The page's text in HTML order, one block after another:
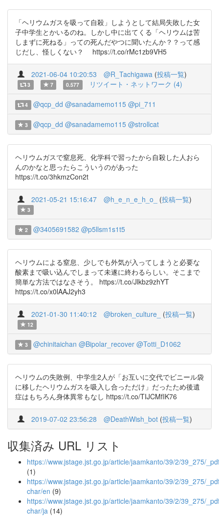
「ヘリウムガスを吸って自殺」しようとして結局失敗した女
子中学生とかいるのね。しかし中に出てくる「ヘリウムは苦
しまずに死ねる」っての死んだやつに聞いたんか？？って感
じだし、怪しくない？ https://t.co/rMc1zb9VH5
2021-06-04 10:20:53 @R_Tachigawa (投稿一覧)
3 7 0.577 リツイート・ネットワーク (4)
4 @qcp_dd @sanadamemo115 @pi_711
3 @qcp_dd @sanadamemo115 @strollcat
ヘリウムガスで窒息死、化学科で習ったから自殺した人おら
んのかなと思ったらこういうのがあった
https://t.co/3hkmzCon2t
2021-05-21 15:16:47 @h_e_n_e_h_o_ (投稿一覧)
3
2 @3405691582 @p5llsm1s1t5
ヘリウムによる窒息、少しでも外気が入ってしまうと必要な
酸素まで吸い込んでしまって未遂に終わるらしい。そこまで
簡単な方法ではなさそう。 https://t.co/Jlkbz9zhYT
https://t.co/x0lAAJ2yh3
2021-01-30 11:40:12 @broken_culture_ (投稿一覧)
12
3 @chinitaichan @Bipolar_recover @Totti_D1062
ヘリウムの失敗例、中学生2人が「お互いに交代でビニール袋
に移したヘリウムガスを吸入し合っただけ」だったため後遺
症はもちろん身体異常もなし https://t.co/TIJCMfIK76
2019-07-02 23:56:28 @DeathWish_bot (投稿一覧)
収集済み URL リスト
https://www.jstage.jst.go.jp/article/jaamkanto/39/2/39_275/
(1)
https://www.jstage.jst.go.jp/article/jaamkanto/39/2/39_275/
char/en (9)
https://www.jstage.jst.go.jp/article/jaamkanto/39/2/39_275/
char/ja (14)